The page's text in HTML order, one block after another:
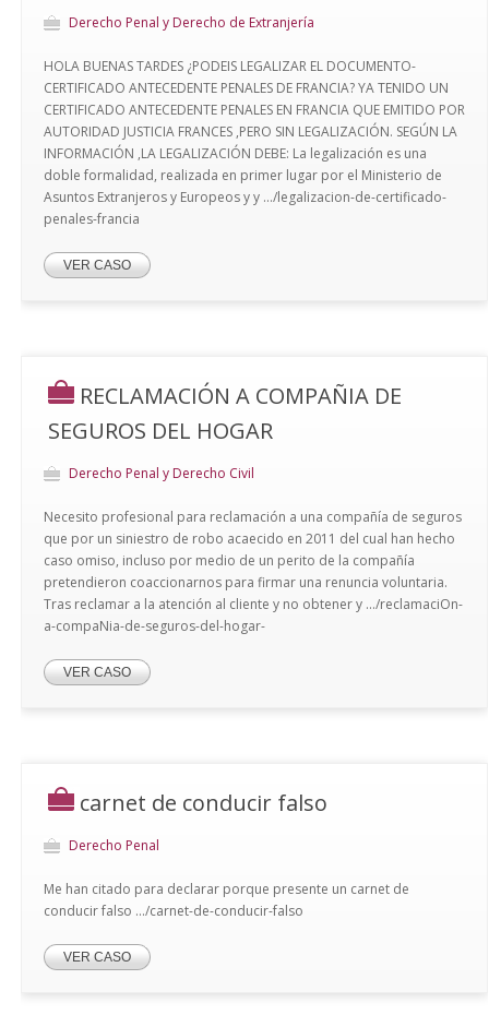
Derecho Penal y Derecho de Extranjería
HOLA BUENAS TARDES ¿PODEIS LEGALIZAR EL DOCUMENTO-
CERTIFICADO ANTECEDENTE PENALES DE FRANCIA? YA TENIDO UN
CERTIFICADO ANTECEDENTE PENALES EN FRANCIA QUE EMITIDO POR
AUTORIDAD JUSTICIA FRANCES ,PERO SIN LEGALIZACIÓN. SEGÚN LA
INFORMACIÓN ,LA LEGALIZACIÓN DEBE: La legalización es una
doble formalidad, realizada en primer lugar por el Ministerio de
Asuntos Extranjeros y Europeos y y .../legalizacion-de-certificado-
penales-francia
VER CASO
RECLAMACIÓN A COMPAÑIA DE
SEGUROS DEL HOGAR
Derecho Penal y Derecho Civil
Necesito profesional para reclamación a una compañía de seguros
que por un siniestro de robo acaecido en 2011 del cual han hecho
caso omiso, incluso por medio de un perito de la compañía
pretendieron coaccionarnos para firmar una renuncia voluntaria.
Tras reclamar a la atención al cliente y no obtener y .../reclamaciOn-
a-compaNia-de-seguros-del-hogar-
VER CASO
carnet de conducir falso
Derecho Penal
Me han citado para declarar porque presente un carnet de
conducir falso .../carnet-de-conducir-falso
VER CASO